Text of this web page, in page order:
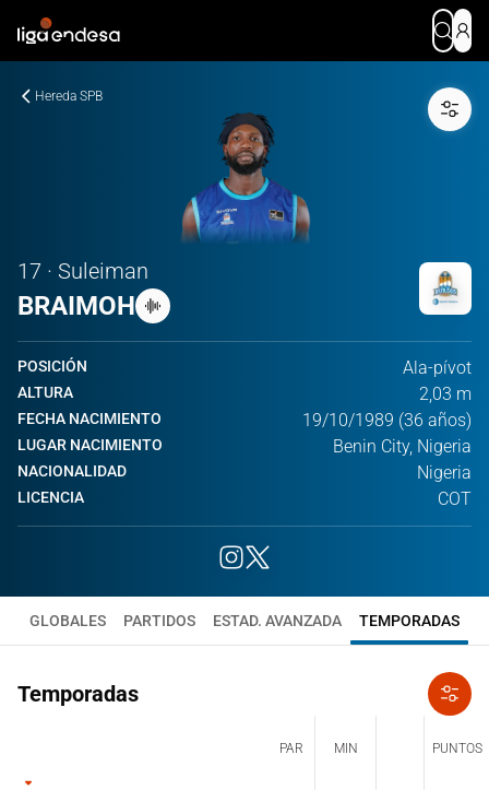
Hereda SPB
17 · Suleiman
BRAIMOH
POSICIÓN Ala-pívot
ALTURA 2,03 m
FECHA NACIMIENTO 19/10/1989 (36 años)
LUGAR NACIMIENTO Benin City, Nigeria
NACIONALIDAD Nigeria
LICENCIA COT
GLOBALES PARTIDOS ESTAD. AVANZADA TEMPORADAS
Temporadas
PAR MIN PUNTOS